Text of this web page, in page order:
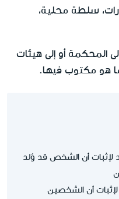
سلطة محلية،
المحكمة أو إلى هيئات
هو مكتوب فيها.
لإثبات أن الشخص قد وُلد
أن الشخصين